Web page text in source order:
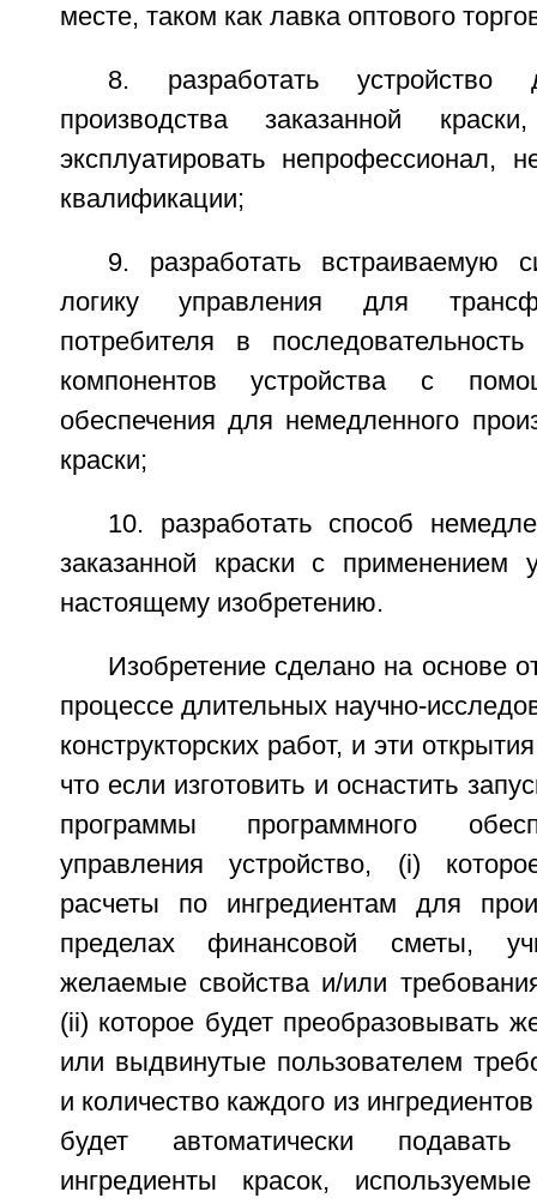
месте, таком как лавка оптового
8. разработать устройство
производства заказанной
эксплуатировать непрофессионал,
квалификации;
9. разработать встраиваемую
логику управления для
потребителя в
компонентов устройства с
обеспечения для немедленного
краски;
10. разработать способ
заказанной краски с применением
настоящему изобретению.
Изобретение сделано на основе
процессе длительных научно-
конструкторских работ, и эти
что если изготовить и оснастить
программы программного
управления устройство, (i)
расчеты по ингредиентам для
пределах финансовой сметы,
желаемые свойства и/или
(ii) которое будет преобразовывать
или выдвинутые пользователем
и количество каждого из
будет автоматически
ингредиенты красок,